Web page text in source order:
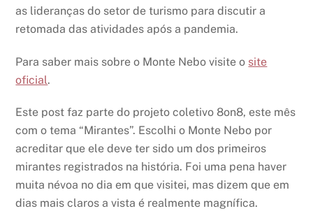
as lideranças do setor de turismo para discutir a
retomada das atividades após a pandemia.
Para saber mais sobre o Monte Nebo visite o site
oficial.
Este post faz parte do projeto coletivo 8on8, este mês
com o tema “Mirantes”. Escolhi o Monte Nebo por
acreditar que ele deve ter sido um dos primeiros
mirantes registrados na história. Foi uma pena haver
muita névoa no dia em que visitei, mas dizem que em
dias mais claros a vista é realmente magnífica.